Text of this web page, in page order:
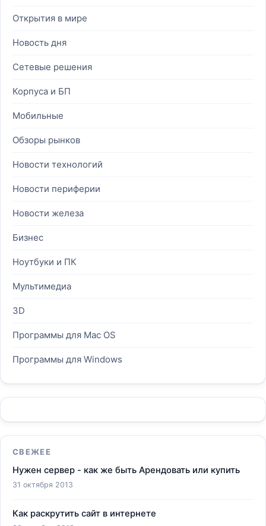
Открытия в мире
Новость дня
Сетевые решения
Корпуса и БП
Мобильные
Обзоры рынков
Новости технологий
Новости периферии
Новости железа
Бизнес
Ноутбуки и ПК
Мультимедиа
3D
Программы для Mac OS
Программы для Windows
СВЕЖЕЕ
Нужен сервер - как же быть Арендовать или купить
31 октября 2013
Как раскрутить сайт в интернете